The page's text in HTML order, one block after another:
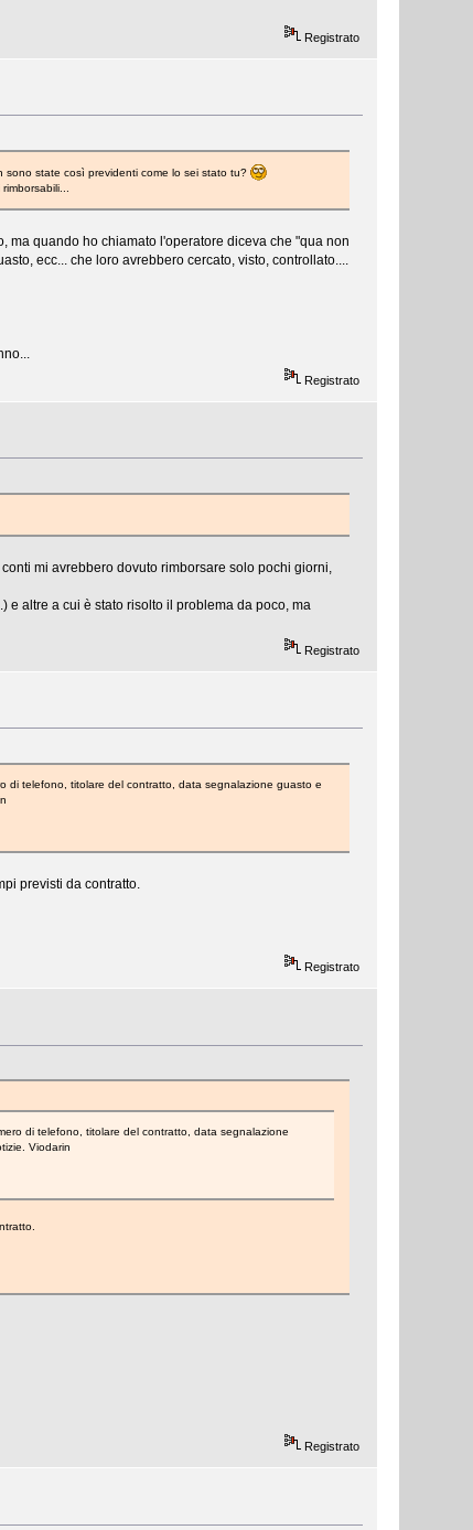
Registrato
state così previdenti come lo sei stato tu?
ma quando ho chiamato l'operatore diceva che "qua non
ecc... che loro avrebbero cercato, visto, controllato....
Registrato
mi avrebbero dovuto rimborsare solo pochi giorni,
altre a cui è stato risolto il problema da poco, ma
Registrato
di telefono, titolare del contratto, data segnalazione guasto e
previsti da contratto.
Registrato
di telefono, titolare del contratto, data segnalazione
Viodarin
Registrato